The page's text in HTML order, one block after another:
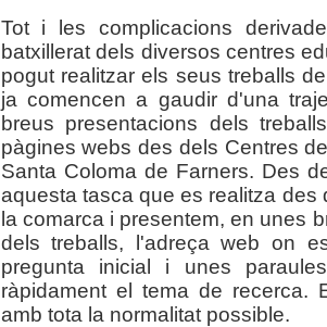
Tot i les complicacions
batxillerat dels diversos centres
pogut realitzar els seus treballs
ja comencen a gaudir d'una
breus presentacions dels
pàgines webs des dels Centres
Santa Coloma de Farners. Des
aquesta tasca que es realitza
la comarca i presentem, en unes
dels treballs, l'adreça web on
pregunta inicial i unes
ràpidament el tema de recerca.
amb tota la normalitat possible.